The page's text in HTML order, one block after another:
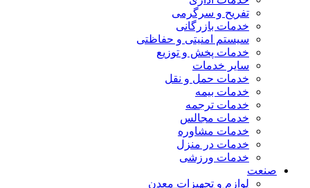
تفریح و سرگرمی
خدمات بازرگانی
سیستم امنیتی و حفاظتی
خدمات پخش و توزیع
سایر خدمات
خدمات حمل و نقل
خدمات بیمه
خدمات ترجمه
خدمات مجالس
خدمات مشاوره
خدمات در منزل
خدمات ورزشی
صنعت
لوازم و تجهیزات معدن